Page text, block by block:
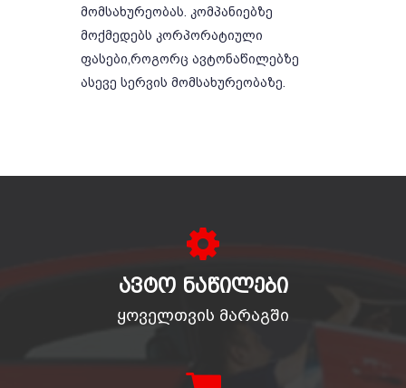
მომსახურეობას. კომპანიებზე
მოქმედებს კორპორატიული
ფასები,როგორც ავტონაწილებზე
ასევე სერვის მომსახურეობაზე.
ᲐᲕᲢᲝ ᲜᲐᲬᲘᲚᲔᲑᲘ
ყოველთვის მარაგში